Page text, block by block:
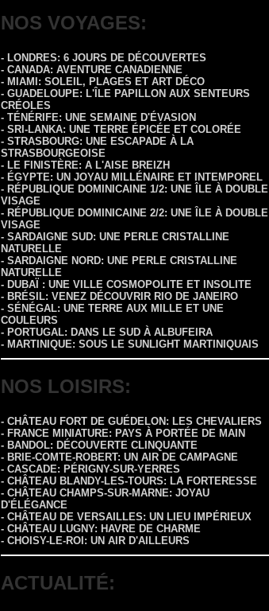
NOS VOYAGES:
- LONDRES: 6 JOURS DE DÉCOUVERTES
- CANADA: AVENTURE CANADIENNE
- MIAMI: SOLEIL, PLAGES ET ART DÉCO
- GUADELOUPE: L'ÎLE PAPILLON AUX SENTEURS
CRÉOLES
- TÉNÉRIFE: UNE SEMAINE D'ÉVASION
- SRI-LANKA: UNE TERRE ÉPICÉE ET COLORÉE
- STRASBOURG: UNE ESCAPADE À LA
STRASBOURGEOISE
- LE FINISTÈRE: A L'AISE BREIZH
- ÉGYPTE: UN JOYAU MILLÉNAIRE ET INTEMPOREL
- RÉPUBLIQUE DOMINICAINE 1/2: UNE ÎLE À DOUBLE
VISAGE
- RÉPUBLIQUE DOMINICAINE 2/2: UNE ÎLE À DOUBLE
VISAGE
- SARDAIGNE SUD: UNE PERLE CRISTALLINE
NATURELLE
- SARDAIGNE NORD: UNE PERLE CRISTALLINE
NATURELLE
- DUBAÏ : UNE VILLE COSMOPOLITE ET INSOLITE
- BRÉSIL: VENEZ DÉCOUVRIR RIO DE JANEIRO
- SÉNÉGAL: UNE TERRE AUX MILLE ET UNE
COULEURS
- PORTUGAL: DANS LE SUD À ALBUFEIRA
- MARTINIQUE: SOUS LE SUNLIGHT MARTINIQUAIS
NOS LOISIRS:
- CHÂTEAU FORT DE GUÉDELON: LES CHEVALIERS
- FRANCE MINIATURE: PAYS À PORTÉE DE MAIN
- BANDOL: DÉCOUVERTE CLINQUANTE
- BRIE-COMTE-ROBERT: UN AIR DE CAMPAGNE
- CASCADE: PÉRIGNY-SUR-YERRES
- CHÂTEAU BLANDY-LES-TOURS: LA FORTERESSE
- CHÂTEAU CHAMPS-SUR-MARNE: JOYAU
D'ÉLÉGANCE
- CHÂTEAU DE VERSAILLES: UN LIEU IMPÉRIEUX
- CHÂTEAU LUGNY: HAVRE DE CHARME
- CHOISY-LE-ROI: UN AIR D'AILLEURS
ACTUALITÉ: